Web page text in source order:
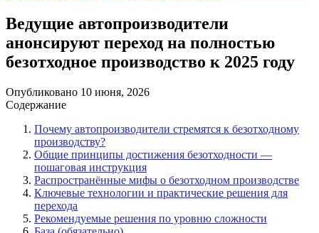
Ведущие автопроизводители
анонсируют переход на полностью
безотходное производство к 2025 году
Опубликовано 10 июня, 2026
Содержание
Почему автопроизводители стремятся к безотходному
производству?
Общие принципы достижения безотходности —
пошаговая инструкция
Распространённые мифы о безотходном производстве
Ключевые технологии и практические решения для
перехода
Рекомендуемые решения по уровню сложности